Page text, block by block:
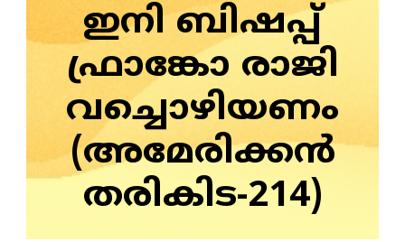
ഇനി ബിഷപ്പ്
ഫ്രാങ്കോ രാജി
വച്ചൊഴിയണം
(അമേരിക്കൻ
തരികിട-214)